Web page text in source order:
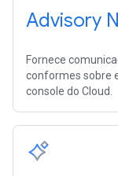
Advisory
Fornece
conformes sobre
console do Cloud.